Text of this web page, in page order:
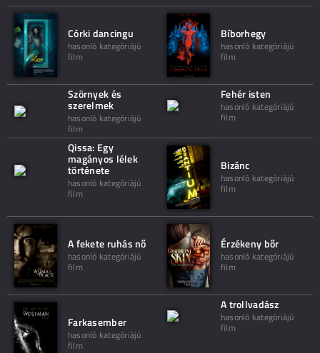
Córki dancingu
hasonló kategóriájú
film
Bíborhegy
hasonló kategóriájú
film
Szörnyek és
szerelmek
hasonló kategóriájú
film
Fehér isten
hasonló kategóriájú
film
Qissa: Egy
magányos lélek
története
hasonló kategóriájú
film
Bizánc
hasonló kategóriájú
film
A fekete ruhás nő
hasonló kategóriájú
film
Érzékeny bőr
hasonló kategóriájú
film
Farkasember
hasonló kategóriájú
film
A trollvadász
hasonló kategóriájú
film